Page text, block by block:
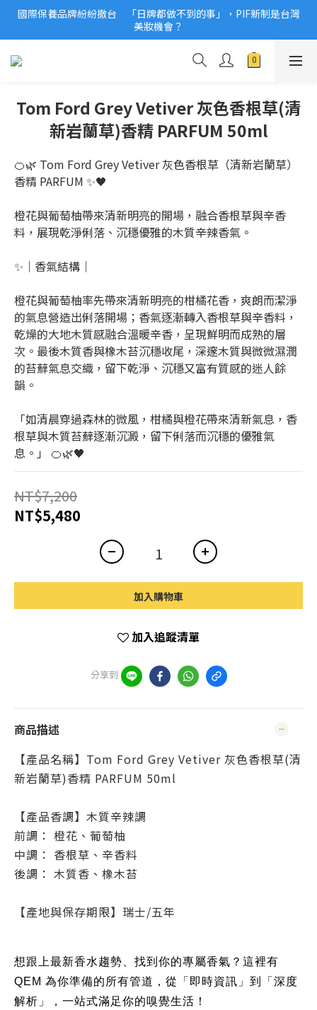
2026美妝小樣、試用品變少？PIF化妝品身分證7月上路！消費者
必懂5觀念
國際保養品牌紛紛撤台　「日牌都做不到的事」，PIF新制是台灣
美妝機會？
2026美妝小樣、試用品變少？PIF化妝品身分證7月上路！消費者
Tom Ford Grey Vetiver 灰色香根草(清
新岩蘭草)香精 PARFUM 50ml
🍊🌿 Tom Ford Grey Vetiver 灰色香根草（清新岩蘭草）
香精 PARFUM ✨🖤
橙花與葡萄柚帶來清新明亮的開場，融合香根草與辛香
料，展現乾淨俐落、沉穩優雅的木質辛辣香氣。
✨｜香氣結構｜
橙花與葡萄柚率先帶來清新明亮的柑橘花香，爽朗而潔淨
的氣息營造出俐落開場；香氣逐漸轉入香根草與辛香料，
乾燥的大地木質感融合溫暖辛香，呈現鮮明而成熟的層
次。最後木質香與橡木苔沉穩收尾，深邃木質與微微濕潤
的苔蘚氣息交織，留下乾淨、沉穩又富有質感的迷人餘
韻。
「如清晨穿過森林的微風，柑橘與橙花帶來清新氣息，香
根草與木質苔蘚逐漸沉澱，留下俐落而沉穩的優雅氣
息。」 🍊🌿🖤
NT$7,200
NT$5,480
加入購物車
加入追蹤清單
分享到
商品描述
【產品名稱】Tom Ford Grey Vetiver 灰色香根草(清
新岩蘭草)香精 PARFUM 50ml
【產品香調】木質辛辣調
前調： 橙花、葡萄柚
中調： 香根草、辛香料
後調： 木質香、橡木苔
【產地與保存期限】瑞士/五年
想跟上最新香水趨勢、找到你的專屬香氣？這裡有
QEM 為你準備的所有管道，從「即時資訊」到「深度
解析」，一站式滿足你的嗅覺生活！